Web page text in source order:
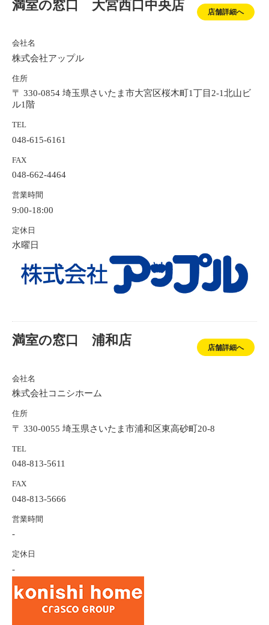
満室の窓口 大宮西口中央店 店舗詳細へ
会社名
株式会社アップル
住所
〒 330-0854 埼玉県さいたま市大宮区桜木町1丁目2-1北山ビ
ル1階
TEL
048-615-6161
FAX
048-662-4464
営業時間
9:00-18:00
定休日
水曜日
満室の窓口 浦和店 店舗詳細へ
会社名
株式会社コニシホーム
住所
〒 330-0055 埼玉県さいたま市浦和区東高砂町20-8
TEL
048-813-5611
FAX
048-813-5666
営業時間
-
定休日
-